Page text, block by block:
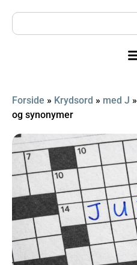
Forside » Krydsord » med J »
og synonymer